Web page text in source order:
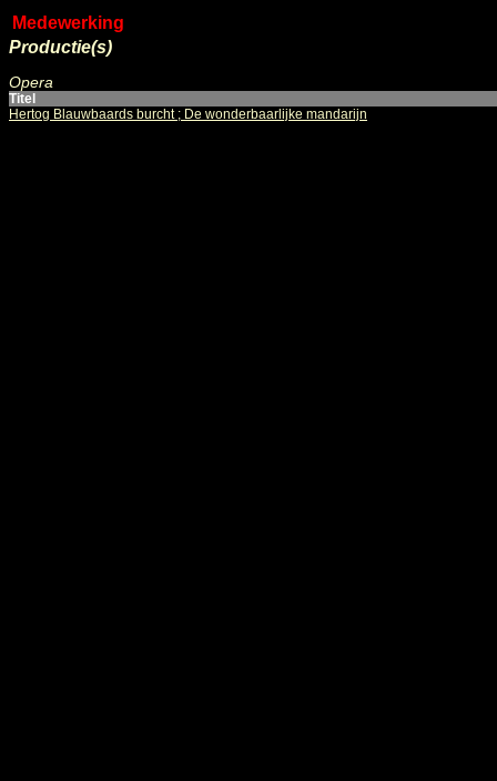
Medewerking
Productie(s)
Opera
Titel
Hertog Blauwbaards burcht ; De wonderbaarlijke mandarijn